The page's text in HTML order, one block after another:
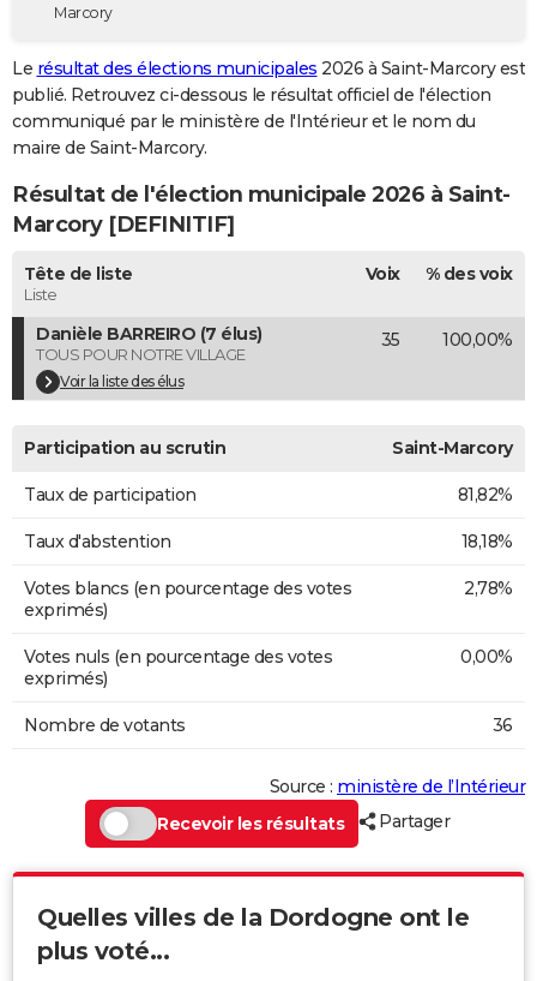
Destinations
City break
Voyage nature
Voyage de noces
Forum
GUIDES D'ACHAT
BONS PLANS
Carte de Noël
Carte Bonne année
Carte Saint-Valentin
Carte Pâques
Carte d'anniversaire
DICTIONNAIRE
Dictionnaire
Biographies
Citations
Expressions
Proverbes
PROGRAMME TV
COPAINS D'AVANT
S'inscrire
Se connecter
Lycées
Collèges
Primaires
Universités
Entreprises
Service militaire
Avis de recherche
AVIS DE DÉCÈS
Bricolage
Television
Marcory
Le résultat des élections municipales 2026 à Saint-Marcory est
publié. Retrouvez ci-dessous le résultat officiel de l'élection
communiqué par le ministère de l'Intérieur et le nom du
maire de Saint-Marcory.
Résultat de l'élection municipale 2026 à Saint-
Marcory [DEFINITIF]
Tête de liste
Liste
Voix % des voix
Danièle BARREIRO (7 élus)
TOUS POUR NOTRE VILLAGE
Voir la liste des élus
35 100,00%
Participation au scrutin Saint-Marcory
Taux de participation 81,82%
Taux d'abstention 18,18%
Votes blancs (en pourcentage des votes
exprimés)
2,78%
Votes nuls (en pourcentage des votes
exprimés)
0,00%
Nombre de votants 36
Source : ministère de l’Intérieur
Recevoir les résultats
Partager
Quelles villes de la Dordogne ont le
plus voté...